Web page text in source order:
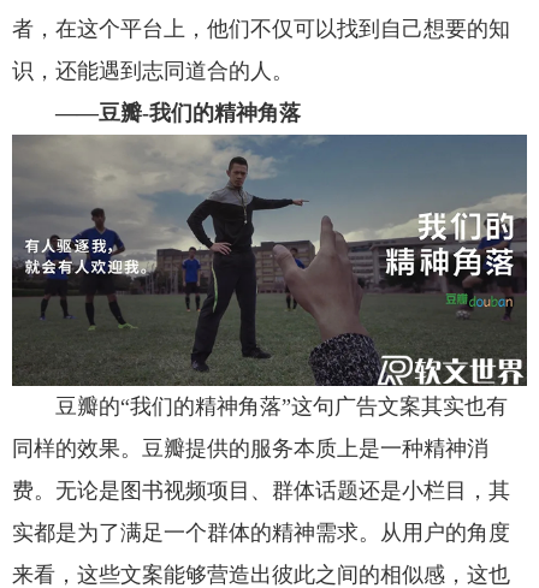
者，在这个平台上，他们不仅可以找到自己想要的知
识，还能遇到志同道合的人。
——豆瓣-我们的精神角落
豆瓣的“我们的精神角落”这句广告文案其实也有
同样的效果。豆瓣提供的服务本质上是一种精神消
费。无论是图书视频项目、群体话题还是小栏目，其
实都是为了满足一个群体的精神需求。从用户的角度
来看，这些文案能够营造出彼此之间的相似感，这也